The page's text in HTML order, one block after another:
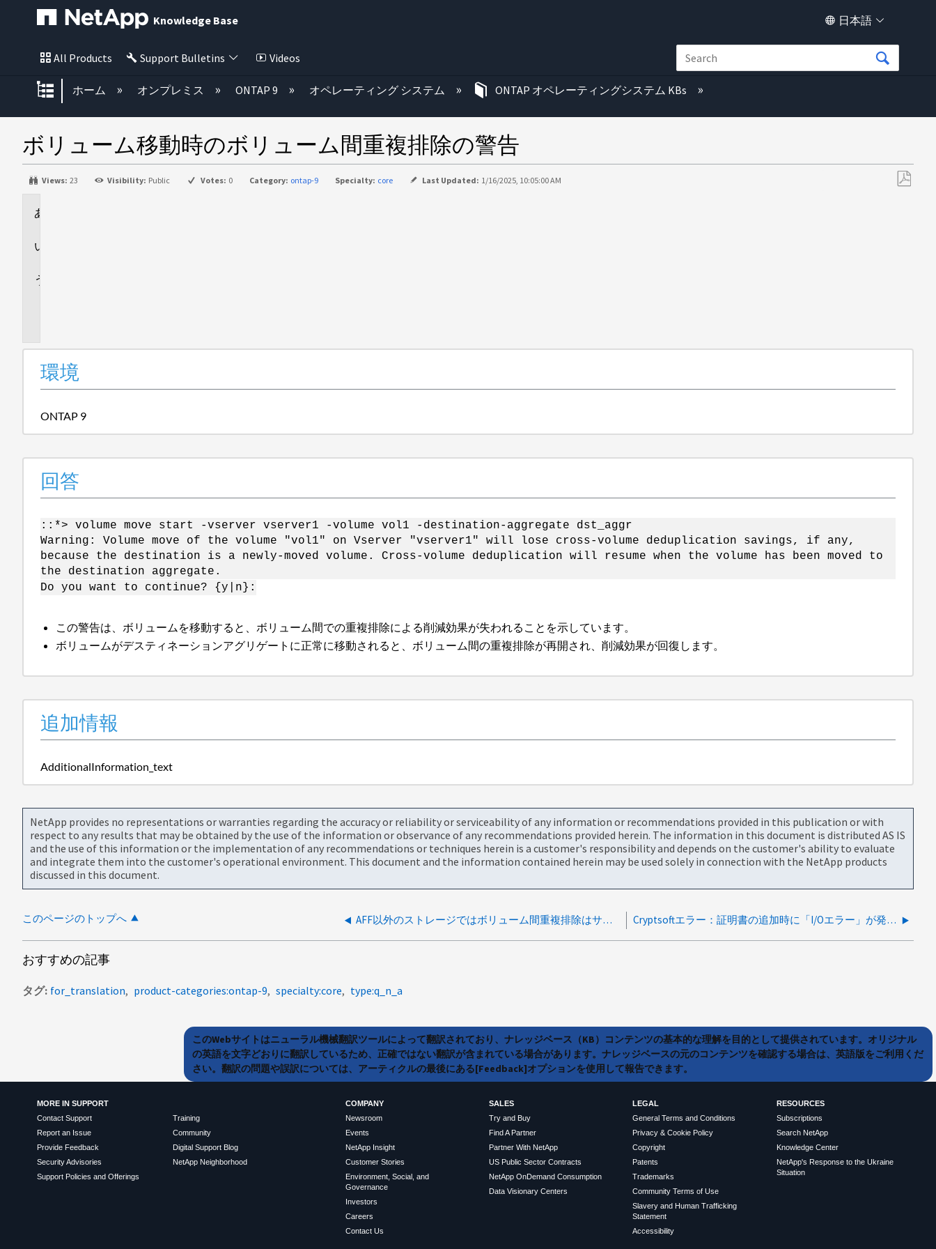
Knowledge Base 日本語
All Products Support Bulletins Videos
グローバル階層を展開/折りたたむ
ホーム オンプレミス ONTAP 9 オペレーティング システム ONTAP オペレーティングシステム KBs
ボリューム移動時のボリューム間重複排除の警告
Views: 23 Visibility: Public Votes: 0 Category: ontap-9 Specialty: core Last Updated: 1/16/2025, 10:05:00 AM
環境
ONTAP 9
回答
::*> volume move start -vserver vserver1 -volume vol1 -destination-aggregate dst_aggr
Warning: Volume move of the volume "vol1" on Vserver "vserver1" will lose cross-volume deduplication savings, if any,
because the destination is a newly-moved volume. Cross-volume deduplication will resume when the volume has been moved to
the destination aggregate.
Do you want to continue? {y|n}:
この警告は、ボリュームを移動すると、ボリューム間での重複排除による削減効果が失われることを示しています。
ボリュームがデスティネーションアグリゲートに正常に移動されると、ボリューム間の重複排除が再開され、削減効果が回復します。
追加情報
AdditionalInformation_text
NetApp provides no representations or warranties regarding the accuracy or reliability or serviceability of any information or recommendations provided in this publication or with
respect to any results that may be obtained by the use of the information or observance of any recommendations provided herein. The information in this document is distributed AS IS
and the use of this information or the implementation of any recommendations or techniques herein is a customer's responsibility and depends on the customer's ability to evaluate
and integrate them into the customer's operational environment. This document and the information contained herein may be used solely in connection with the NetApp products
discussed in this document.
このページのトップへ AFF以外のストレージではボリューム間重複排除はサポートされません。 Cryptsoftエラー：証明書の追加時に「I/Oエラー」が発生しました
おすすめの記事
タグ for_translation product-categories:ontap-9 specialty:core type:q_n_a
このWebサイトはニューラル機械翻訳ツールによって翻訳されており、ナレッジベース（KB）コンテンツの基本的な理解を目的として提供されています。オリジナル
の英語を文字どおりに翻訳しているため、正確ではない翻訳が含まれている場合があります。ナレッジベースの元のコンテンツを確認する場合は、英語版をご利用くだ
さい。翻訳の問題や誤訳については、アーティクルの最後にある[Feedback]オプションを使用して報告できます。
MORE IN SUPPORT
Contact Support
Report an Issue
Provide Feedback
Security Advisories
Support Policies and Offerings
Training
Community
Digital Support Blog
NetApp Neighborhood
COMPANY
Newsroom
Events
NetApp Insight
Customer Stories
Environment, Social, and
Governance
Investors
Careers
Contact Us
SALES
Try and Buy
Find A Partner
Partner With NetApp
US Public Sector Contracts
NetApp OnDemand Consumption
Data Visionary Centers
LEGAL
General Terms and Conditions
Privacy & Cookie Policy
Copyright
Patents
Trademarks
Community Terms of Use
Slavery and Human Trafficking
Statement
Accessibility
RESOURCES
Subscriptions
Search NetApp
Knowledge Center
NetApp's Response to the Ukraine
Situation